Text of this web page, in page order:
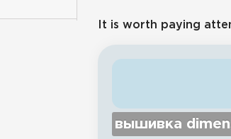
It is worth paying
вышивка